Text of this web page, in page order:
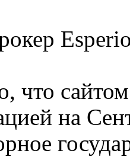
что
на